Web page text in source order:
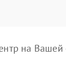
на Вашей